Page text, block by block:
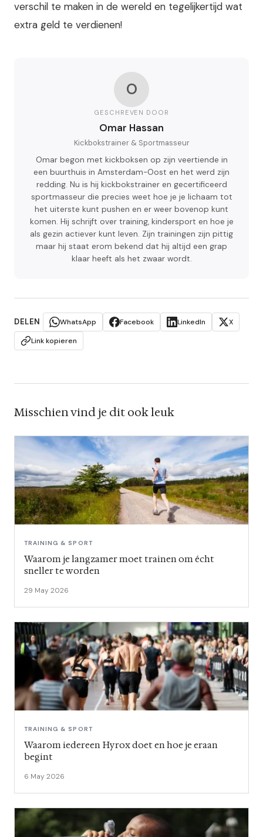
verschil te maken in de wereld en tegelijkertijd wat
extra geld te verdienen!
O
GESCHREVEN DOOR
Omar Hassan
Kickbokstrainer & Sportmasseur
Omar begon met kickboksen op zijn veertiende in
een buurthuis in Amsterdam-Oost en het werd zijn
redding. Nu is hij kickbokstrainer en gecertificeerd
sportmasseur die precies weet hoe je je lichaam tot
het uiterste kunt pushen en er weer bovenop kunt
komen. Hij schrijft over training, kindersport en hoe je
als gezin actiever kunt leven. Zijn trainingen zijn pittig
maar hij staat erom bekend dat hij altijd een grap
klaar heeft als het zwaar wordt.
DELEN WhatsApp Facebook LinkedIn
X
Link kopieren
Misschien vind je dit ook leuk
TRAINING & SPORT
Waarom je langzamer moet trainen om écht
sneller te worden
29 May 2026
TRAINING & SPORT
Waarom iedereen Hyrox doet en hoe je eraan
begint
6 May 2026